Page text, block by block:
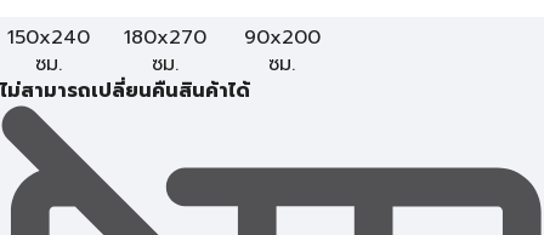
150x240
ซม.
180x270
ซม.
90x200
ซม.
ไม่สามารถเปลี่ยนคืนสินค้าได้